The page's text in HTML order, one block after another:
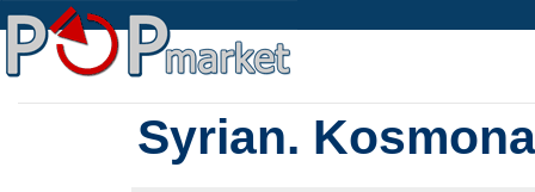
Syrian.